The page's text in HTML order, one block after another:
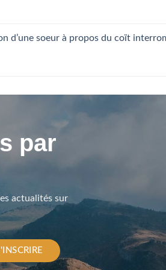
d’une soeur à propos du coït
par
actualités sur